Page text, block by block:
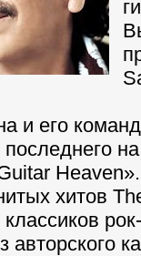
и его
последнего
хитов
классиков
авторского